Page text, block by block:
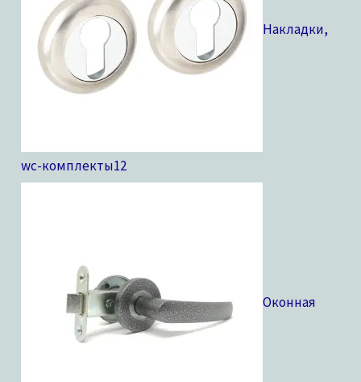
Накладки,
wc-комплекты12
Оконная